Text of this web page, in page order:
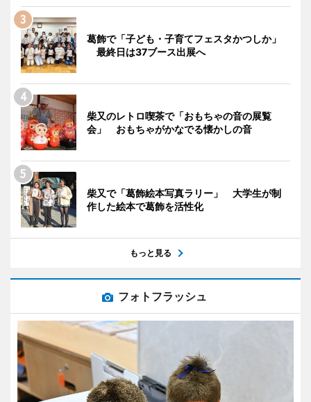
葛飾で「子ども・子育てフェスタかつしか」
最終日は37ブース出展へ
柴又のレトロ喫茶で「おもちゃの音の展覧
会」 おもちゃがかなでる懐かしの音
柴又で「葛飾絵本写真ラリー」 大学生が制
作した絵本で葛飾を活性化
もっと見る
フォトフラッシュ